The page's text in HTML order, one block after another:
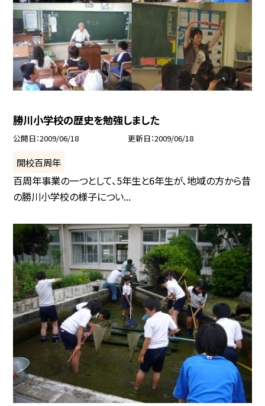
勝川小学校の歴史を勉強しました
公開日 2009/06/18 更新日 2009/06/18
開校百周年
百周年事業の一つとして、5年生と6年生が、地域の方から昔
の勝川小学校の様子につい...